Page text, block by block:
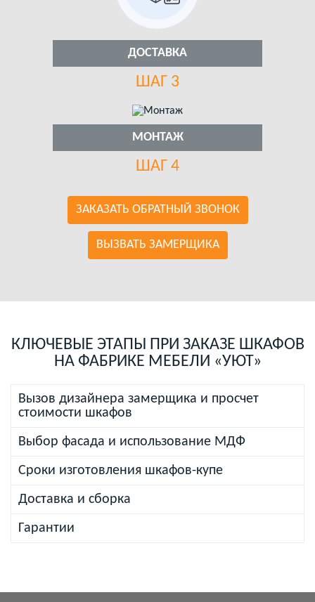
ДОСТАВКА
ШАГ 3
МОНТАЖ
ШАГ 4
ЗАКАЗАТЬ ОБРАТНЫЙ ЗВОНОК
ВЫЗВАТЬ ЗАМЕРЩИКА
КЛЮЧЕВЫЕ ЭТАПЫ ПРИ ЗАКАЗЕ ШКАФОВ
НА ФАБРИКЕ МЕБЕЛИ «УЮТ»
Вызов дизайнера замерщика и просчет
стоимости шкафов
Выбор фасада и использование МДФ
Сроки изготовления шкафов-купе
Доставка и сборка
Гарантии